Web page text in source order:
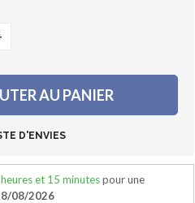
AU PANIER
D'ENVIES
et 15 minutespour une
08/2026